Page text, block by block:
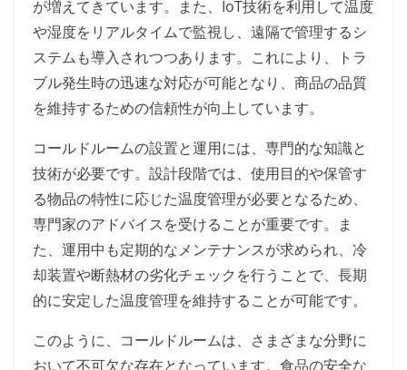
が増えてきています。また、IoT技術を利用して温度
や湿度をリアルタイムで監視し、遠隔で管理するシ
ステムも導入されつつあります。これにより、トラ
ブル発生時の迅速な対応が可能となり、商品の品質
を維持するための信頼性が向上しています。
コールドルームの設置と運用には、専門的な知識と
技術が必要です。設計段階では、使用目的や保管す
る物品の特性に応じた温度管理が必要となるため、
専門家のアドバイスを受けることが重要です。ま
た、運用中も定期的なメンテナンスが求められ、冷
却装置や断熱材の劣化チェックを行うことで、長期
的に安定した温度管理を維持することが可能です。
このように、コールドルームは、さまざまな分野に
おいて不可欠な存在となっています。食品の安全な